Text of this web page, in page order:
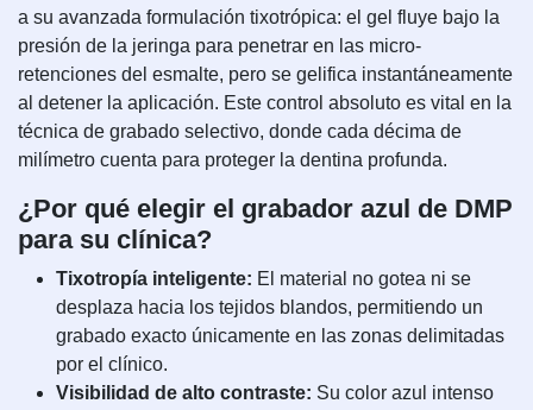
a su avanzada formulación tixotrópica: el gel fluye bajo la
presión de la jeringa para penetrar en las micro-
retenciones del esmalte, pero se gelifica instantáneamente
al detener la aplicación. Este control absoluto es vital en la
técnica de grabado selectivo, donde cada décima de
milímetro cuenta para proteger la dentina profunda.
¿Por qué elegir el grabador azul de DMP
para su clínica?
Tixotropía inteligente: El material no gotea ni se
desplaza hacia los tejidos blandos, permitiendo un
grabado exacto únicamente en las zonas delimitadas
por el clínico.
Visibilidad de alto contraste: Su color azul intenso